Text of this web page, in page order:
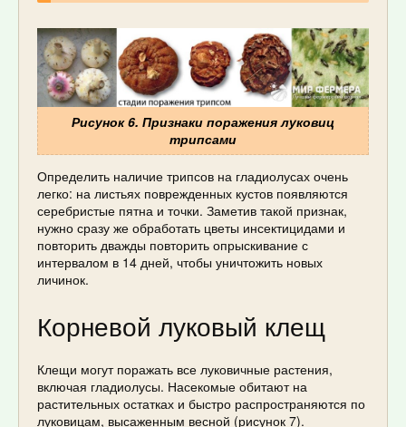
Рисунок 6. Признаки поражения луковиц
трипсами
Определить наличие трипсов на гладиолусах очень
легко: на листьях поврежденных кустов появляются
серебристые пятна и точки. Заметив такой признак,
нужно сразу же обработать цветы инсектицидами и
повторить дважды повторить опрыскивание с
интервалом в 14 дней, чтобы уничтожить новых
личинок.
Корневой луковый клещ
Клещи могут поражать все луковичные растения,
включая гладиолусы. Насекомые обитают на
растительных остатках и быстро распространяются по
луковицам, высаженным весной (рисунок 7).